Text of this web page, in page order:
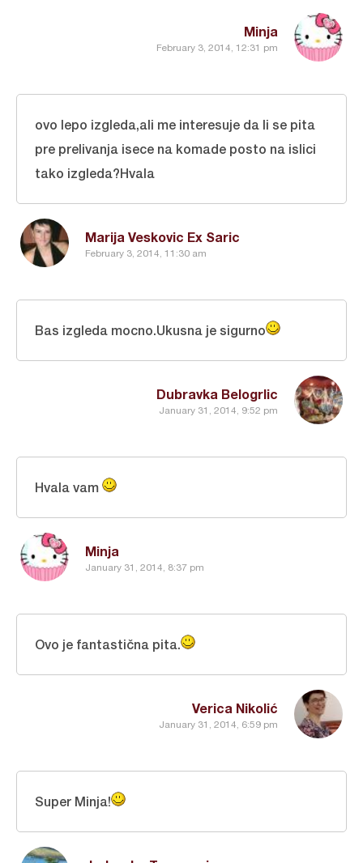
Minja
February 3, 2014, 12:31 pm
Marija Veskovic Ex Saric
February 3, 2014, 11:30 am
ovo lepo izgleda,ali me interesuje da li se pita
pre prelivanja isece na komade posto na islici
tako izgleda?Hvala
Dubravka Belogrlic
January 31, 2014, 9:52 pm
Bas izgleda mocno.Ukusna je sigurno
Minja
January 31, 2014, 8:37 pm
Hvala vam
Verica Nikolić
January 31, 2014, 6:59 pm
Ovo je fantastična pita.
Super Minja!